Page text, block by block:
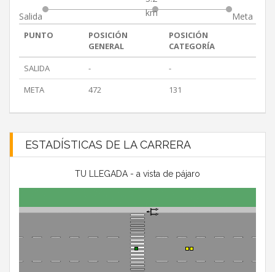
Salida
km
Meta
PUNTO
POSICIÓN
GENERAL
POSICIÓN
CATEGORÍA
SALIDA
-
-
META
472 131
ESTADÍSTICAS DE LA CARRERA
TU LLEGADA - a vista de pájaro